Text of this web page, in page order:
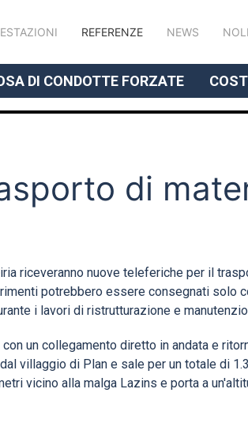
REFERENZE NEWS
DI CONDOTTE FORZATE
di
riceveranno nuove teleferiche per il
potrebbero essere consegnati solo
i lavori di ristrutturazione e
un collegamento diretto in andata e
villaggio di Plan e sale per un totale di
vicino alla malga Lazins e porta a